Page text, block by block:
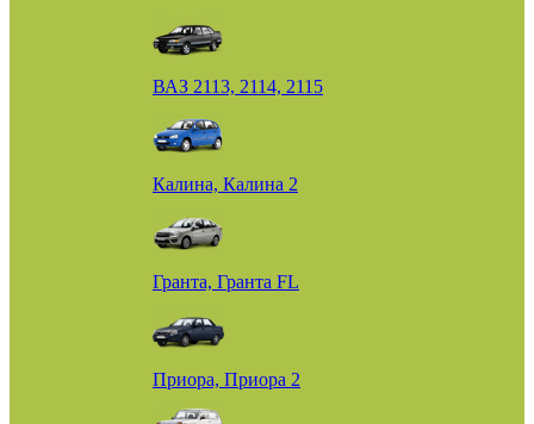
ВАЗ 2113, 2114, 2115
Калина, Калина 2
Гранта, Гранта FL
Приора, Приора 2